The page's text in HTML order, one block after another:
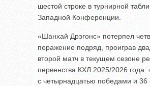
шестой строке в турнирной
Западной Конференции.
«Шанхай Дрэгонс» потерпел
поражение подряд, проиграв
второй матч в текущем сезоне
первенства КХЛ 2025/2026 года.
с четырнадцатью победами и 36